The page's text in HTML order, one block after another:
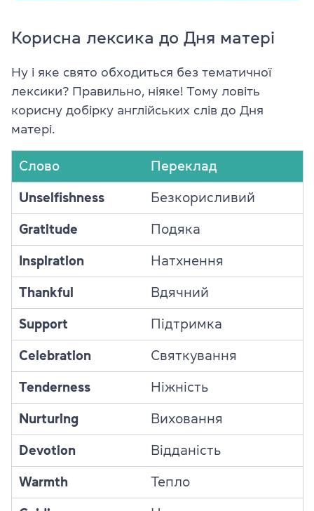
Корисна лексика до Дня матері
Ну і яке свято обходиться без тематичної
лексики? Правильно, ніяке! Тому ловіть
корисну добірку англійських слів до Дня
матері.
Слово Переклад
Unselfishness Безкорисливий
Gratitude Подяка
Inspiration Натхнення
Thankful Вдячний
Support Підтримка
Celebration Святкування
Tenderness Ніжність
Nurturing Виховання
Devotion Відданість
Warmth Тепло